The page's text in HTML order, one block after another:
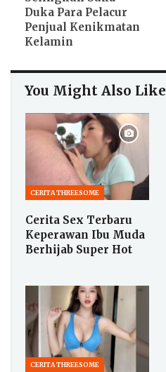
Duka Para Pelacur
Penjual Kenikmatan
Kelamin
You Might Also Like
CERITA THREESOME
Cerita Sex Terbaru
Keperawan Ibu Muda
Berhijab Super Hot
CERITA THREESOME